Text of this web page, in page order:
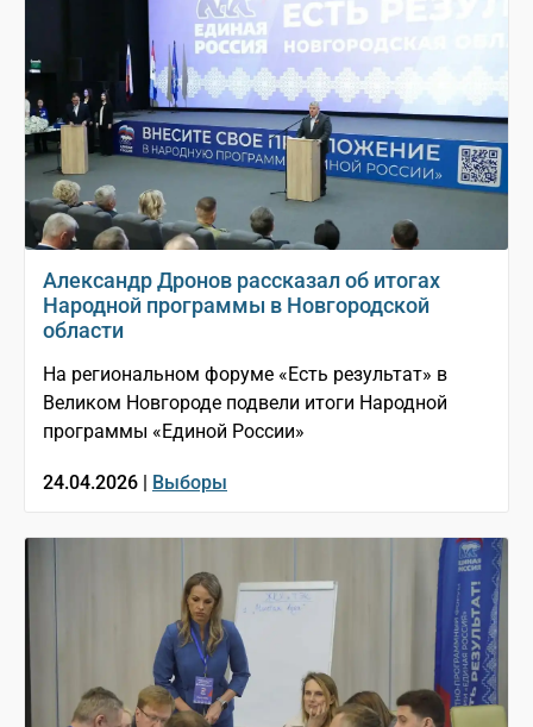
Александр Дронов рассказал об итогах
Народной программы в Новгородской
области
На региональном форуме «Есть результат» в
Великом Новгороде подвели итоги Народной
программы «Единой России»
24.04.2026 | Выборы